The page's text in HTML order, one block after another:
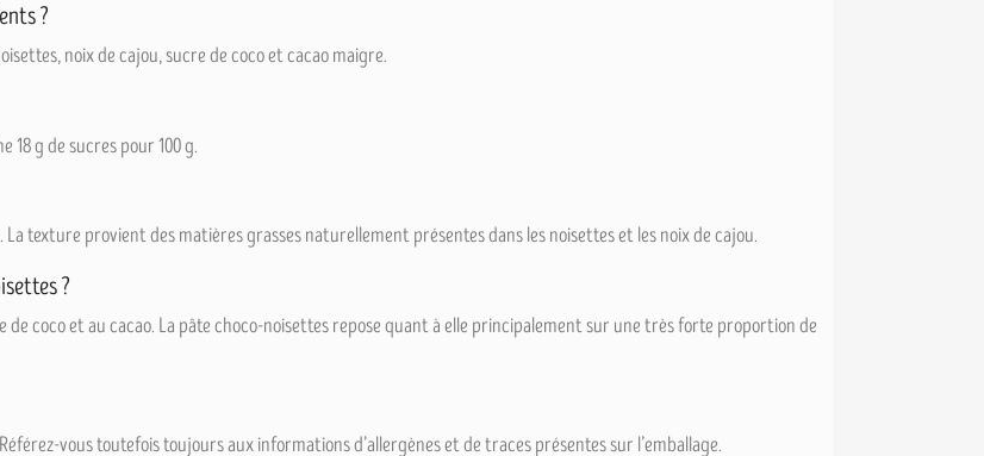
?
noix de cajou, sucre de coco et cacao maigre.
18 g de sucres pour 100 g.
La texture provient des matières grasses naturellement présentes dans les noisettes et les noix de cajou.
?
de coco et au cacao. La pâte choco-noisettes repose quant à elle principalement sur une très forte proportion de
vous toutefois toujours aux informations d’allergènes et de traces présentes sur l’emballage.